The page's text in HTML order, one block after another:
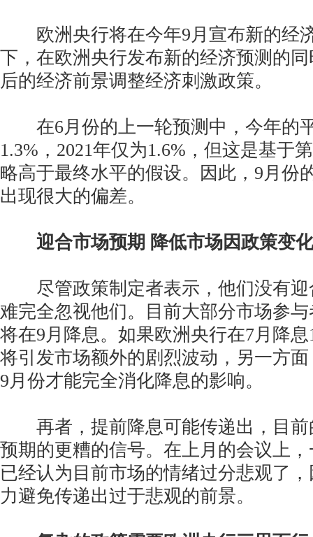
欧洲央行将在今年9月宣布新的经
下，在欧洲央行发布新的经济预测的
后的经济前景调整经济刺激政策。
在6月份的上一轮预测中，今年的
1.3%，2021年仅为1.6%，但这是基于
略高于最终水平的假设。因此，9月份
出现很大的偏差。
迎合市场预期 降低市场因政策变
尽管政策制定者表示，他们没有迎
难完全忽视他们。目前大部分市场参
将在9月降息。如果欧洲央行在7月降
将引发市场额外的剧烈波动，另一方
9月份才能完全消化降息的影响。
再者，提前降息可能传递出，目前
预期的更糟的信号。在上月的会议上
已经认为目前市场的情绪过分悲观了
力避免传递出过于悲观的前景。